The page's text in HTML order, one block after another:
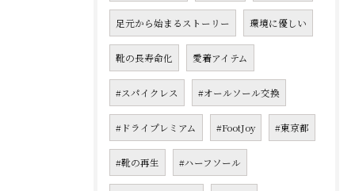
足元から始まるストーリー 環境に優しい
靴の長寿命化 愛着アイテム
#スパイクレス #オールソール交換
#ドライプレミアム #FootJoy #東京都
#靴の再生 #ハーフソール